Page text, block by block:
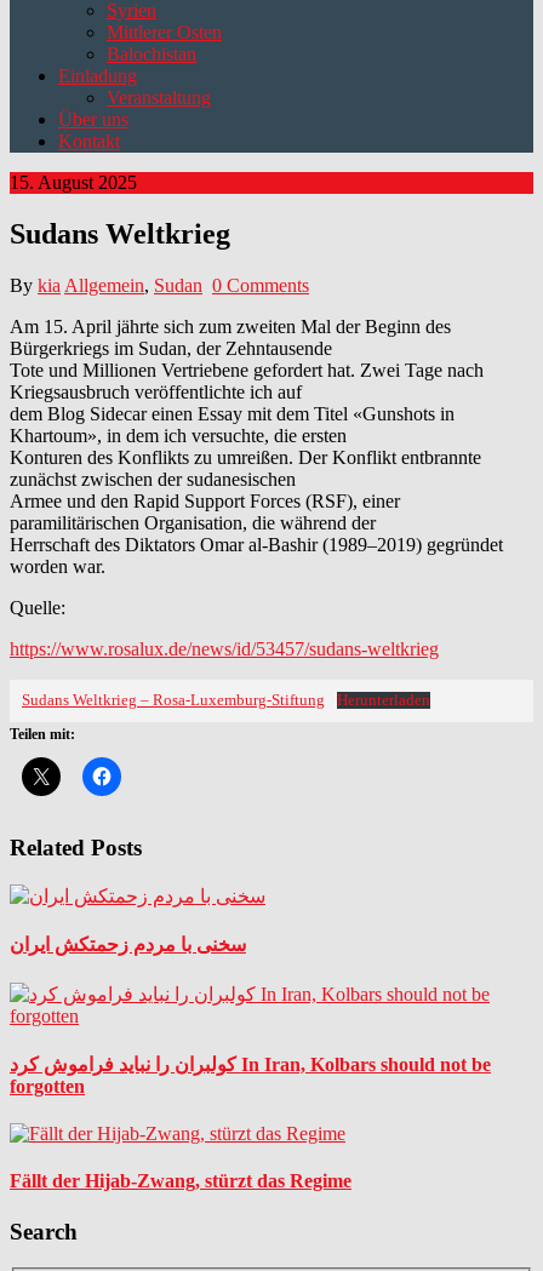
Syrien
Mittlerer Osten
Balochistan
Einladung
Veranstaltung
Über uns
Kontakt
15. August 2025
Sudans Weltkrieg
By kia Allgemein, Sudan 0 Comments
Am 15. April jährte sich zum zweiten Mal der Beginn des
Bürgerkriegs im Sudan, der Zehntausende
Tote und Millionen Vertriebene gefordert hat. Zwei Tage nach
Kriegsausbruch veröffentlichte ich auf
dem Blog Sidecar einen Essay mit dem Titel «Gunshots in
Khartoum», in dem ich versuchte, die ersten
Konturen des Konflikts zu umreißen. Der Konflikt entbrannte
zunächst zwischen der sudanesischen
Armee und den Rapid Support Forces (RSF), einer
paramilitärischen Organisation, die während der
Herrschaft des Diktators Omar al-Bashir (1989–2019) gegründet
worden war.
Quelle:
https://www.rosalux.de/news/id/53457/sudans-weltkrieg
Sudans Weltkrieg – Rosa-Luxemburg-Stiftung
Herunterladen
Teilen mit:
Related Posts
سخنی با مردم زحمتکش ایران
کولبران را نباید فراموش کرد In Iran, Kolbars should not be
forgotten
Fällt der Hijab-Zwang, stürzt das Regime
Search